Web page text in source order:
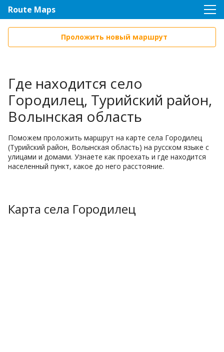
Route Maps
Проложить новый маршрут
Где находится село
Городилец, Турийский район,
Волынская область
Поможем проложить маршрут на карте села Городилец
(Турийский район, Волынская область) на русском языке с
улицами и домами. Узнаете как проехать и где находится
населенный пункт, какое до него расстояние.
Карта села Городилец